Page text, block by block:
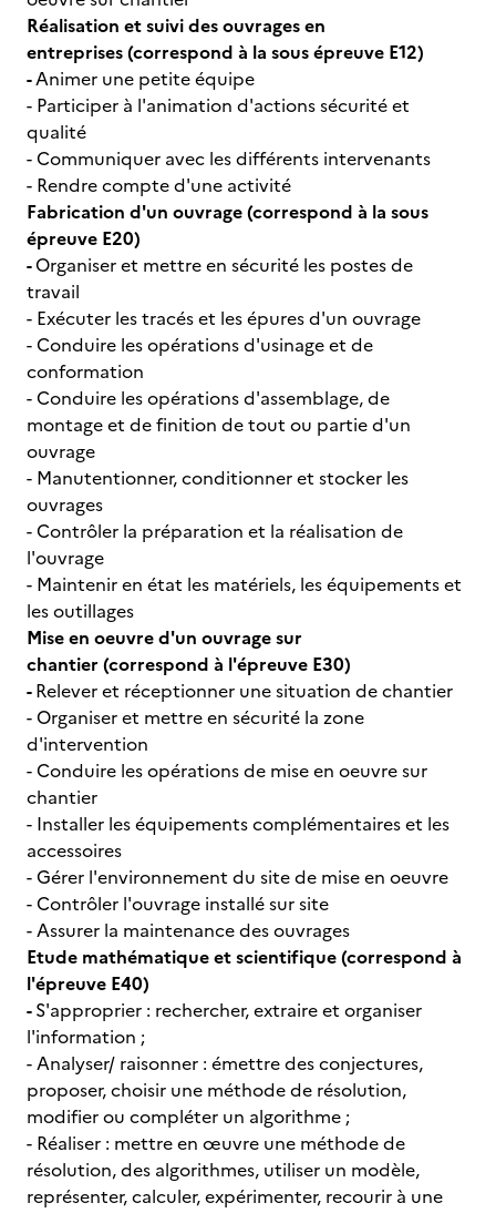
Réalisation et suivi des ouvrages en
entreprises (correspond à la sous épreuve E12)
-Animer une petite équipe
- Participer à l'animation d'actions sécurité et
qualité
- Communiquer avec les différents intervenants
- Rendre compte d'une activité
Fabrication d'un ouvrage (correspond à la sous
épreuve E20)
-Organiser et mettre en sécurité les postes de
travail
- Exécuter les tracés et les épures d'un ouvrage
- Conduire les opérations d'usinage et de
conformation
- Conduire les opérations d'assemblage, de
montage et de finition de tout ou partie d'un
ouvrage
- Manutentionner, conditionner et stocker les
ouvrages
- Contrôler la préparation et la réalisation de
l'ouvrage
- Maintenir en état les matériels, les équipements et
les outillages
Mise en oeuvre d'un ouvrage sur
chantier (correspond à l'épreuve E30)
-Relever et réceptionner une situation de chantier
- Organiser et mettre en sécurité la zone
d'intervention
- Conduire les opérations de mise en oeuvre sur
chantier
- Installer les équipements complémentaires et les
accessoires
- Gérer l'environnement du site de mise en oeuvre
- Contrôler l'ouvrage installé sur site
- Assurer la maintenance des ouvrages
Etude mathématique et scientifique (correspond à
l'épreuve E40)
-S'approprier : rechercher, extraire et organiser
l'information ;
- Analyser/ raisonner : émettre des conjectures,
proposer, choisir une méthode de résolution,
modifier ou compléter un algorithme ;
- Réaliser : mettre en œuvre une méthode de
résolution, des algorithmes, utiliser un modèle,
représenter, calculer, expérimenter, recourir à une